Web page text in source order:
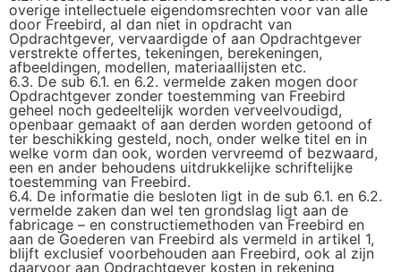
overige intellectuele eigendomsrechten voor van alle
door Freebird, al dan niet in opdracht van
Opdrachtgever, vervaardigde of aan Opdrachtgever
verstrekte offertes, tekeningen, berekeningen,
afbeeldingen, modellen, materiaallijsten etc.
6.3. De sub 6.1. en 6.2. vermelde zaken mogen door
Opdrachtgever zonder toestemming van Freebird
geheel noch gedeeltelijk worden verveelvoudigd,
openbaar gemaakt of aan derden worden getoond of
ter beschikking gesteld, noch, onder welke titel en in
welke vorm dan ook, worden vervreemd of bezwaard,
een en ander behoudens uitdrukkelijke schriftelijke
toestemming van Freebird.
6.4. De informatie die besloten ligt in de sub 6.1. en 6.2.
vermelde zaken dan wel ten grondslag ligt aan de
fabricage – en constructiemethoden van Freebird en
aan de Goederen van Freebird als vermeld in artikel 1,
blijft exclusief voorbehouden aan Freebird, ook al zijn
daarvoor aan Opdrachtgever kosten in rekening